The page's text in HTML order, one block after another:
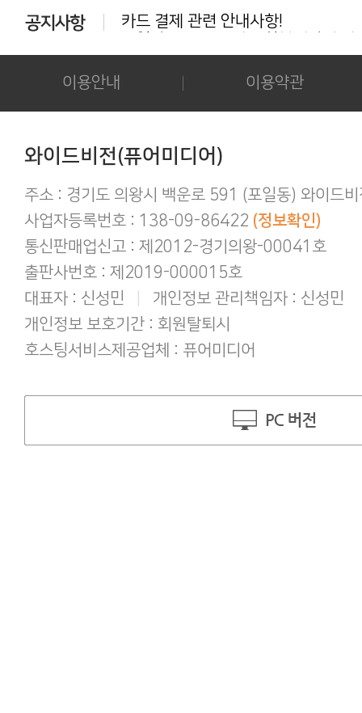
동일상품 중복 구매는 환불대상이 아
카드결제 결제 중 '세션만료' 문구 노
후기 작성시 화보의 사진을 공개하시
아이폰/아이패드 등 애플기기 화보집
결제후 다운로드 가능기간은 3일간
간편하게 결제하기!
구매 후 후기작성 방법!
이용안내 이용약관
와이드비전(퓨어미디어)
주소 : 경기도 의왕시 백운로 591 (포일동) 와이드비
사업자등록번호 : 138-09-86422 (정보확인)
통신판매업신고 : 제2012-경기의왕-00041호
출판사번호 : 제2019-000015호
대표자 : 신성민
개인정보 관리책임자 : 신성민
개인정보 보호기간 : 회원탈퇴시
호스팅서비스제공업체 : 퓨어미디어